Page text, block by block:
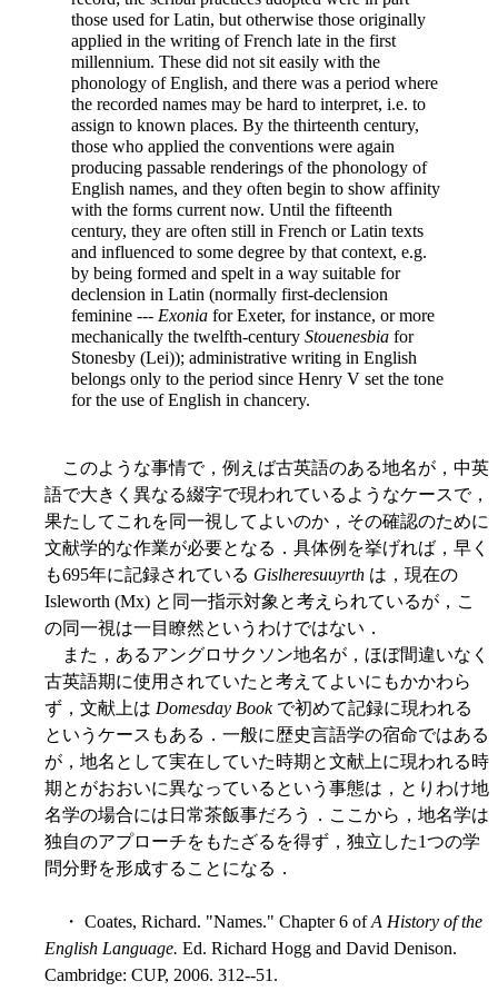
those used for Latin, but otherwise those originally
applied in the writing of French late in the first
millennium. These did not sit easily with the
phonology of English, and there was a period where
the recorded names may be hard to interpret, i.e. to
assign to known places. By the thirteenth century,
those who applied the conventions were again
producing passable renderings of the phonology of
English names, and they often begin to show affinity
with the forms current now. Until the fifteenth
century, they are often still in French or Latin texts
and influenced to some degree by that context, e.g.
by being formed and spelt in a way suitable for
declension in Latin (normally first-declension
feminine --- Exonia for Exeter, for instance, or more
mechanically the twelfth-century Stouenesbia for
Stonesby (Lei)); administrative writing in English
belongs only to the period since Henry V set the tone
for the use of English in chancery.
このような事情で，例えば古英語のある地名が，中英
語で大きく異なる綴字で現われているようなケースで，
果たしてこれを同一視してよいのか，その確認のために
文献学的な作業が必要となる．具体例を挙げれば，早く
も695年に記録されている Gislheresuuyrth は，現在の
Isleworth (Mx) と同一指示対象と考えられているが，こ
の同一視は一目瞭然というわけではない．
また，あるアングロサクソン地名が，ほぼ間違いなく
古英語期に使用されていたと考えてよいにもかかわら
ず，文献上は Domesday Bookで初めて記録に現われる
というケースもある．一般に歴史言語学の宿命ではある
が，地名として実在していた時期と文献上に現われる時
期とがおおいに異なっているという事態は，とりわけ地
名学の場合には日常茶飯事だろう．ここから，地名学は
独自のアプローチをもたざるを得ず，独立した1つの学
問分野を形成することになる．
・ Coates, Richard. "Names." Chapter 6 ofA History of the
English Language. Ed. Richard Hogg and David Denison.
Cambridge: CUP, 2006. 312--51.